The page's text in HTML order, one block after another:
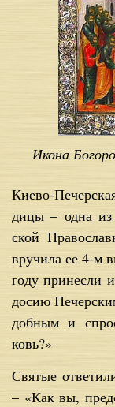
Икона
Ки­е­во-
ди­цы – од­на
ской
вру­чи­ла ее 4-м
го­ду
до­сию
доб­ным и
ковь?»
Свя­тые
– «Как вы,